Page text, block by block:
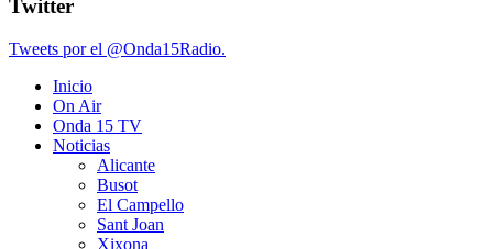
Twitter
Tweets por el @Onda15Radio.
Inicio
On Air
Onda 15 TV
Noticias
Alicante
Busot
El Campello
Sant Joan
Xixona